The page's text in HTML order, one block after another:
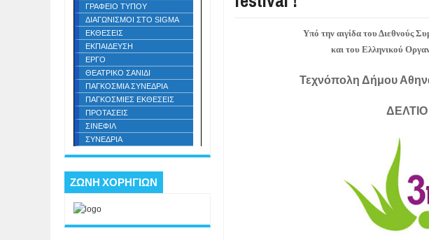
Υπό την αιγίδα του Διεθνούς
και του Ελληνικού
Τεχνόπολη Δήμου
ΓΡΑΦΕΙΟ ΤΥΠΟΥ
ΔΙΑΓΩΝΙΣΜΟΙ ΣΤΟ SIGMA
ΕΚΘΕΣΕΙΣ
ΕΚΠΑΙΔΕΥΣΗ
ΕΡΓΟ
ΘΕΑΤΡΙΚΟ ΣΑΝΙΔΙ
ΠΑΓΚΟΣΜΙΑ ΣΥΝΕΔΡΙΑ
ΠΑΓΚΟΣΜΙΕΣ ΕΚΘΕΣΕΙΣ
ΠΡΟΤΑΣΕΙΣ
ΣΙΝΕΦΙΛ
ΣΥΝΕΔΡΙΑ
ΖΩΝΗ ΧΟΡΗΓΙΩΝ